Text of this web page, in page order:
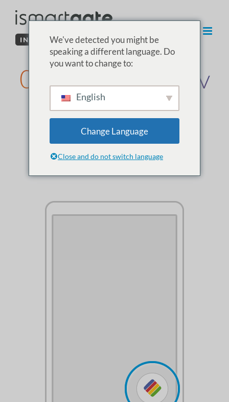
innehåll
02. Installation av
trådlösa
garagesensorer
We've detected you might be
speaking a different language. Do
you want to change to:
English
Change Language
Close and do not switch language